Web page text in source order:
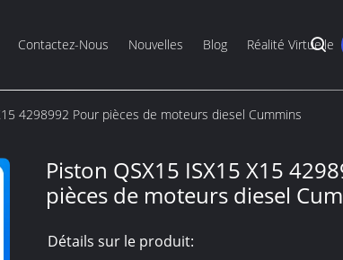
Contactez-Nous Nouvelles Blog Réalité Virtuelle
4298992 Pour pièces de moteurs diesel Cummins
Piston QSX15 ISX15 X15
pièces de moteurs diesel
Détails sur le produit: